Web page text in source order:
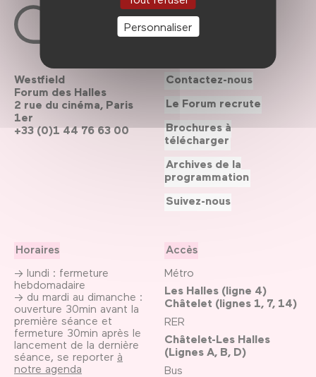
Personnaliser
Westfield
Forum des Halles
2 rue du cinéma, Paris
1er
+33 (0)1 44 76 63 00
Horaires
→ lundi : fermeture
hebdomadaire
→ du mardi au dimanche :
ouverture 30min avant la
première séance et
fermeture 30min après le
lancement de la dernière
séance, se reporter à
notre agenda
Accès
Métro
Les Halles (ligne 4)
Châtelet (lignes 1, 7, 14)
RER
Châtelet-Les Halles
(Lignes A, B, D)
Bus
Contactez-nous
Le Forum recrute
Brochures à
télécharger
Archives de la
programmation
Suivez-nous